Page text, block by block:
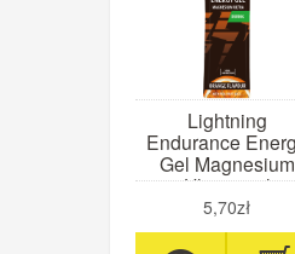
Lightning
Endurance
Gel Magnesium
Ultra 60ml
(pomarańcza)
5,70zł